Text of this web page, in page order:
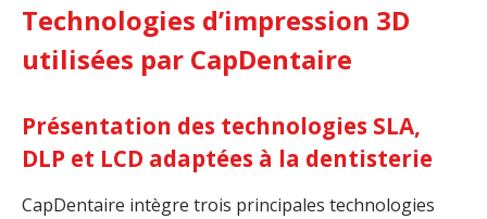
Technologies d’impression 3D
utilisées par CapDentaire
Présentation des technologies SLA,
DLP et LCD adaptées à la dentisterie
CapDentaire intègre trois principales technologies